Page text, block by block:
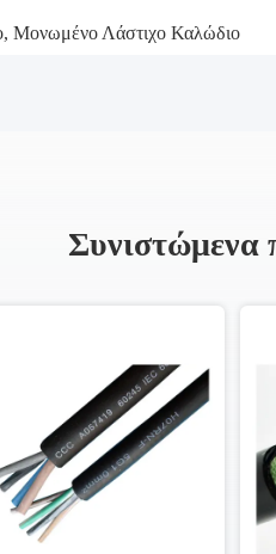
, Μονωμένο Λάστιχο Καλώδιο
Συνιστώμενα